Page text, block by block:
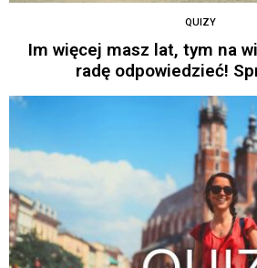
QUIZY
Im więcej masz lat, tym na
radę odpowiedzieć!